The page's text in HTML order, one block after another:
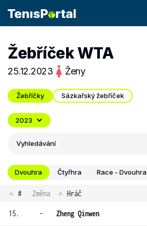
Žebříček WTA
25.12.2023 Ženy
Žebříčky Sázkařský žebříček
2023
Vyhledávání
Dvouhra Čtyřhra Race - Dvouhra
# Změna Hráč
15. - Zheng Qinwen